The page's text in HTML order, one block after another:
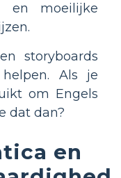
en moeilijke
storyboards
Als je
om Engels
dat dan?
en